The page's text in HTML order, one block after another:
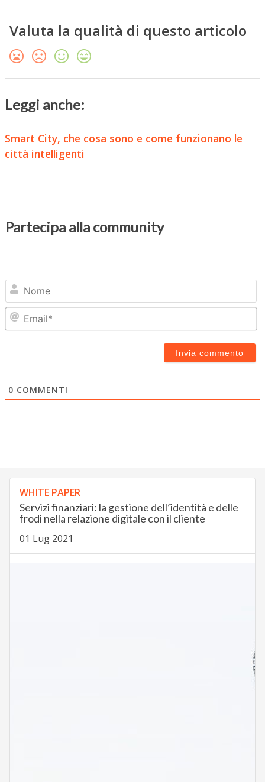
Valuta la qualità di questo articolo
Leggi anche:
Smart City, che cosa sono e come funzionano le
città intelligenti
Partecipa alla community
0 COMMENTI
WHITE PAPER
Servizi finanziari: la gestione dell’identità e delle
frodi nella relazione digitale con il cliente
01 Lug 2021